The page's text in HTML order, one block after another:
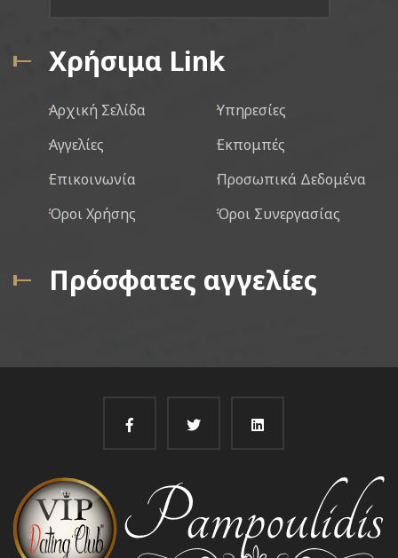
Χρήσιμα Link
Αρχική Σελίδα
Υπηρεσίες
Αγγελίες
Εκπομπές
Επικοινωνία
Προσωπικά Δεδομένα
Όροι Χρήσης
Όροι Συνεργασίας
Πρόσφατες αγγελίες